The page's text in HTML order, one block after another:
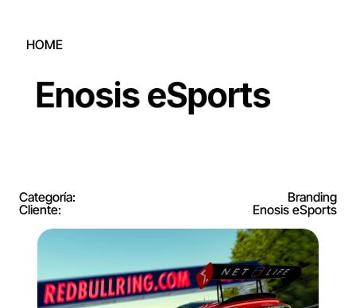
Enosis eSports
Categoría:
Branding
Cliente:
Enosis eSports
HOME
(CONECTEMOS)
hola@jorrge.xyz
(SIGUEME)